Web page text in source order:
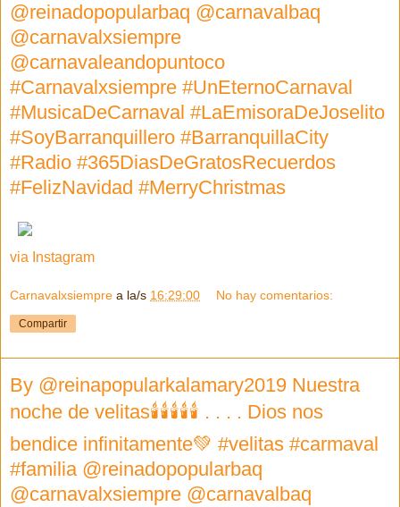
@reinadopopularbaq @carnavalbaq
@carnavalxsiempre
@carnavaleandopuntoco
#Carnavalxsiempre #UnEternoCarnaval
#MusicaDeCarnaval #LaEmisoraDeJoselito
#SoyBarranquillero #BarranquillaCity
#Radio #365DiasDeGratosRecuerdos
#FelizNavidad #MerryChristmas
via Instagram
Carnavalxsiempre a la/s 16:29:00 No hay comentarios:
Compartir
By @reinapopularkalamary2019 Nuestra
noche de velitas🕯🕯🕯🕯🕯 . . . . Dios nos
bendice infinitamente💚 #velitas #carmaval
#familia @reinadopopularbaq
@carnavalxsiempre @carnavalbaq